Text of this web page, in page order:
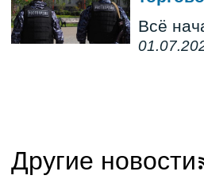
Всё
Другие новости